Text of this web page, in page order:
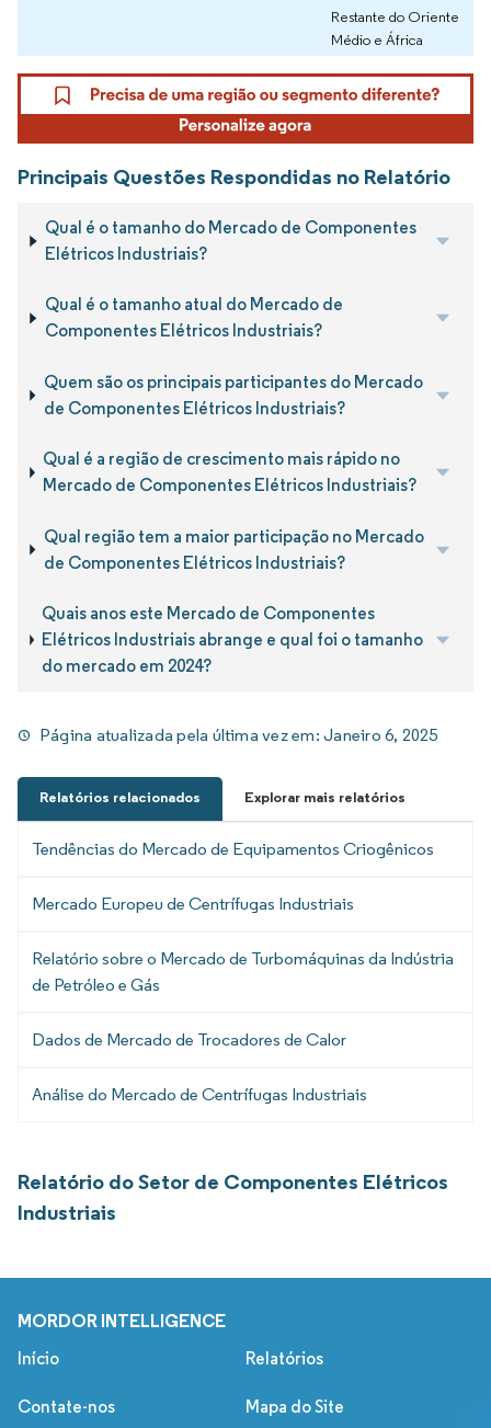
Restante do Oriente
Médio e África
Principais Questões Respondidas no Relatório
Qual é o tamanho do Mercado de Componentes
Elétricos Industriais?
Qual é o tamanho atual do Mercado de
Componentes Elétricos Industriais?
Quem são os principais participantes do Mercado
de Componentes Elétricos Industriais?
Qual é a região de crescimento mais rápido no
Mercado de Componentes Elétricos Industriais?
Qual região tem a maior participação no Mercado
de Componentes Elétricos Industriais?
Quais anos este Mercado de Componentes
Elétricos Industriais abrange e qual foi o tamanho
do mercado em 2024?
Página atualizada pela última vez em:Janeiro 6, 2025
Relatórios relacionados Explorar mais relatórios
Tendências do Mercado de Equipamentos Criogênicos
Mercado Europeu de Centrífugas Industriais
Relatório sobre o Mercado de Turbomáquinas da Indústria
de Petróleo e Gás
Dados de Mercado de Trocadores de Calor
Análise do Mercado de Centrífugas Industriais
Relatório do Setor de Componentes Elétricos
Industriais
MORDOR INTELLIGENCE
Início Relatórios
Contate-nos Mapa do Site